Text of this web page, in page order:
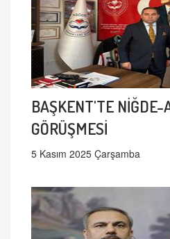
BAŞKENT'TE NİĞDE-
GÖRÜŞMESİ
5 Kasım 2025 Çarşamba